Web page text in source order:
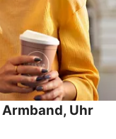
Uhr